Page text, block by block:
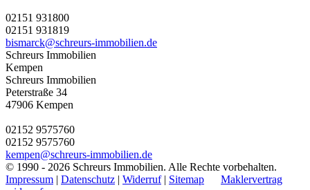
02151 931800
02151 931819
bismarck@schreurs-immobilien.de
Schreurs Immobilien
Kempen
Schreurs Immobilien
Peterstraße 34
47906 Kempen
02152 9575760
02152 9575760
kempen@schreurs-immobilien.de
© 1990 - 2026 Schreurs Immobilien. Alle Rechte vorbehalten.
Impressum | Datenschutz | Widerruf| Sitemap
Maklervertrag